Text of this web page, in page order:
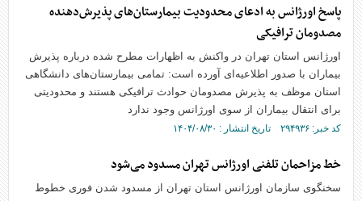
پاسخ اورژانس به ادعای محدودیت بیمارستان‌های پذیرش‌دهنده
مصدومان ترافیکی
اورژانس استان تهران در واکنش به اظهارات مطرح شده درباره پذیرش
بیماران با صدور اطلاعیه‌ای آورده است: تمامی بیمارستان‌های دانشگاهی
استان موظف به پذیرش مصدومان حوادث ترافیکی هستند و محدودیتی
برای انتقال بیماران از سوی اورژانس وجود ندارد
کد خبر: ۲۹۴۹۳۶ تاریخ انتشار : ۱۴۰۴/۰۸/۳۰
خط مزاحمان تلفنی اورژانس تهران مسدود می‌شود
سخنگوی سازمان اورژانس استان تهران از مسدود شدن فوری خطوط